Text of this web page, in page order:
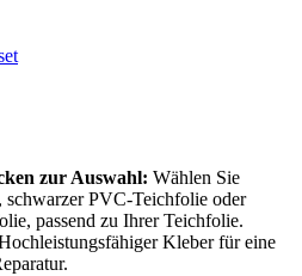
zur Auswahl: Wählen Sie
PVC-Teichfolie oder
passend zu Ihrer Teichfolie.
Kleber für eine